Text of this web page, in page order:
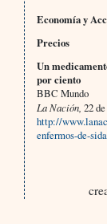
Economía y
Precios
Un
por ciento
BBC Mundo
La Nación, 22
http://
enfermos-de-